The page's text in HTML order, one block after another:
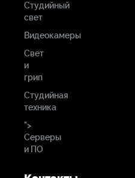
Студийный
свет
Видеокамеры
Свет
и
грип
Студийная
техника
">
Серверы
и ПО